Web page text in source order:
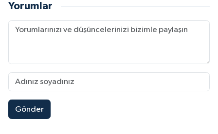
Yorumlar
Gönder